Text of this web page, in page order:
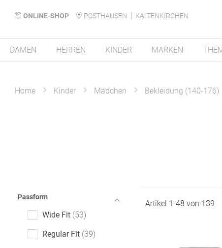
ONLINE-SHOP POSTHAUSEN
KALTENKIRCHEN
DAMEN HERREN KINDER MARKEN
Home Kinder Mädchen Bekleidung (140-176)
Passform
Wide Fit 53
Regular Fit 39
Artikel 1-48 von 139